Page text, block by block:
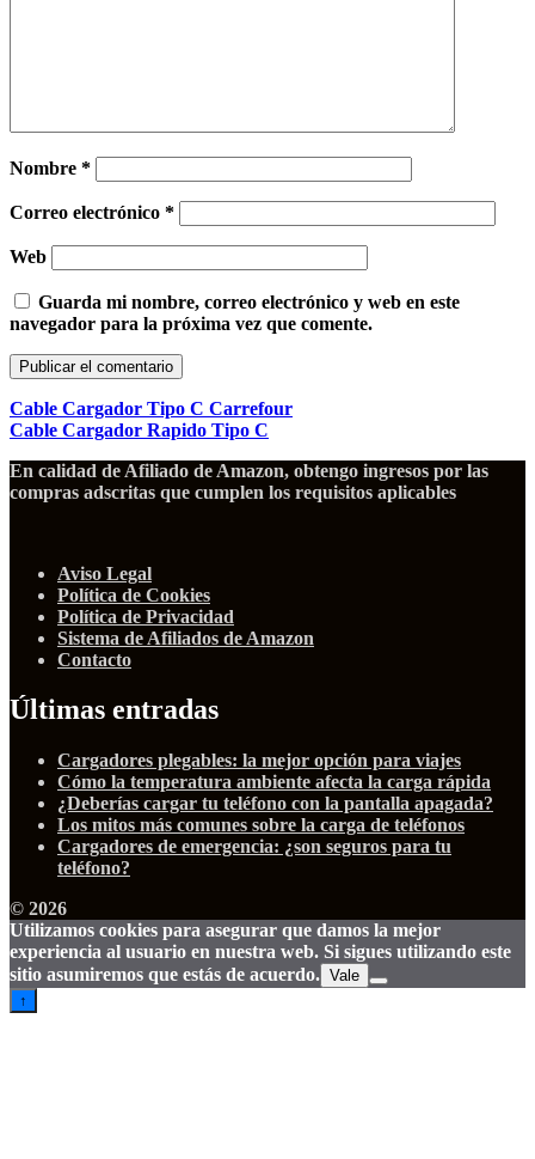
Nombre *
Correo electrónico *
Web
Guarda mi nombre, correo electrónico y web en este
navegador para la próxima vez que comente.
Cable Cargador Tipo C Carrefour
Cable Cargador Rapido Tipo C
En calidad de Afiliado de Amazon, obtengo ingresos por las
compras adscritas que cumplen los requisitos aplicables
Aviso Legal
Política de Cookies
Política de Privacidad
Sistema de Afiliados de Amazon
Contacto
Últimas entradas
Cargadores plegables: la mejor opción para viajes
Cómo la temperatura ambiente afecta la carga rápida
¿Deberías cargar tu teléfono con la pantalla apagada?
Los mitos más comunes sobre la carga de teléfonos
Cargadores de emergencia: ¿son seguros para tu
teléfono?
© 2026
Utilizamos cookies para asegurar que damos la mejor
experiencia al usuario en nuestra web. Si sigues utilizando este
sitio asumiremos que estás de acuerdo. Vale
↑